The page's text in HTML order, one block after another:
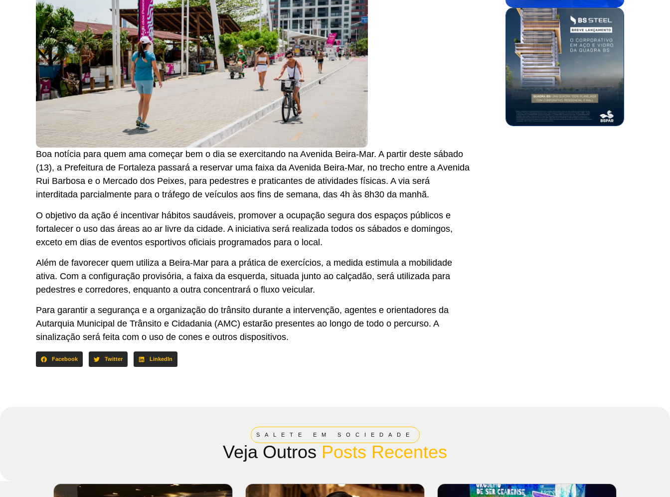
Boa notícia para quem ama começar bem o dia se exercitando na Avenida Beira-Mar. A partir deste sábado
(13), a Prefeitura de Fortaleza passará a reservar uma faixa da Avenida Beira-Mar, no trecho entre a Avenida
Rui Barbosa e o Mercado dos Peixes, para pedestres e praticantes de atividades físicas. A via será
interditada parcialmente para o tráfego de veículos aos fins de semana, das 4h às 8h30 da manhã.
O objetivo da ação é incentivar hábitos saudáveis, promover a ocupação segura dos espaços públicos e
fortalecer o uso das áreas ao ar livre da cidade. A iniciativa será realizada todos os sábados e domingos,
exceto em dias de eventos esportivos oficiais programados para o local.
Além de favorecer quem utiliza a Beira-Mar para a prática de exercícios, a medida estimula a mobilidade
ativa. Com a configuração provisória, a faixa da esquerda, situada junto ao calçadão, será utilizada para
pedestres e corredores, enquanto a outra concentrará o fluxo veicular.
Para garantir a segurança e a organização do trânsito durante a intervenção, agentes e orientadores da
Autarquia Municipal de Trânsito e Cidadania (AMC) estarão presentes ao longo de todo o percurso. A
sinalização será feita com o uso de cones e outros dispositivos.
Facebook Twitter LinkedIn
SALETE EM SOCIEDADE
Veja Outros Posts Recentes